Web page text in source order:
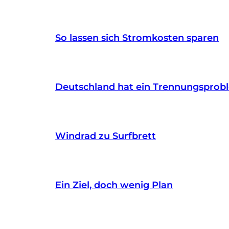
So lassen sich Stromkosten sparen
Deutschland hat ein
Windrad zu Surfbrett
Ein Ziel, doch wenig Plan